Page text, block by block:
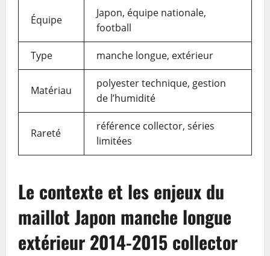
Équipe
Japon, équipe nationale,
football
Type manche longue, extérieur
Matériau
polyester technique, gestion
de l’humidité
Rareté
référence collector, séries
limitées
Le contexte et les enjeux du
maillot Japon manche longue
extérieur 2014-2015 collector